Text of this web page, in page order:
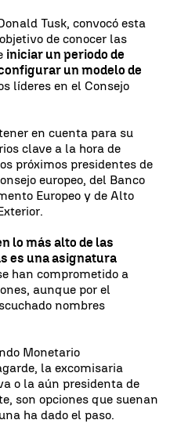
Tusk, convocó esta
de conocer las
iniciar un periodo de
un modelo de
líderes en el Consejo
en cuenta para su
clave a la hora de
próximos presidentes de
europeo, del Banco
Europeo y de Alto
lo más alto de las
es una asignatura
han comprometido a
aunque por el
nombres
Monetario
la excomisaria
o la aún presidenta de
son opciones que suenan
ha dado el paso.